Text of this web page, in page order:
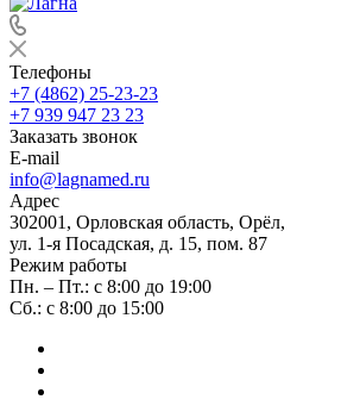
Телефоны
+7 (4862) 25-23-23
+7 939 947 23 23
Заказать звонок
E-mail
info@lagnamed.ru
Адрес
302001, Орловская область, Орёл,
ул. 1-я Посадская, д. 15, пом. 87
Режим работы
Пн. – Пт.: с 8:00 до 19:00
Сб.: с 8:00 до 15:00